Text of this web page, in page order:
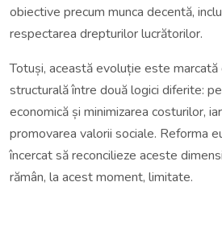
obiective precum munca decentă,
respectarea drepturilor lucrătorilor.
Totuși, această evoluție este
structurală între două logici diferite:
economică și minimizarea costurilor,
promovarea valorii sociale. Reforma
încercat să reconcilieze aceste
rămân, la acest moment, limitate.